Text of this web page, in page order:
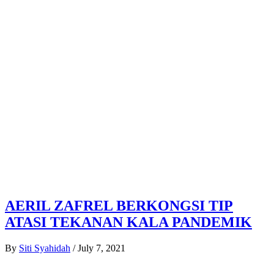
AERIL ZAFREL BERKONGSI TIP
ATASI TEKANAN KALA PANDEMIK
By Siti Syahidah / July 7, 2021